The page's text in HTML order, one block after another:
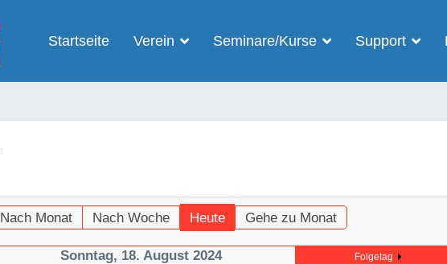
Startseite Verein Seminare/Kurse Support
Nach Monat Nach Woche Heute Gehe zu Monat
Sonntag, 18. August 2024 Folgetag